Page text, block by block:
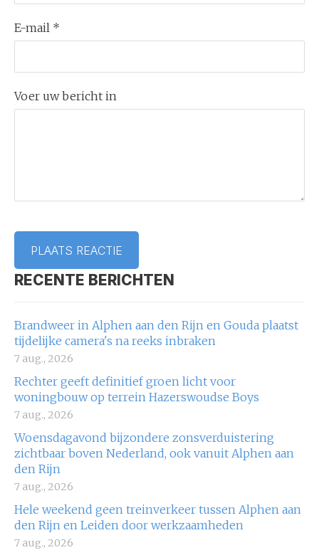
RECENTE BERICHTEN
Brandweer in Alphen aan den Rijn en Gouda plaatst
tijdelijke camera's na reeks inbraken
7 aug., 2026
Rechter geeft definitief groen licht voor
woningbouw op terrein Hazerswoudse Boys
7 aug., 2026
Woensdagavond bijzondere zonsverduistering
zichtbaar boven Nederland, ook vanuit Alphen aan
den Rijn
7 aug., 2026
Hele weekend geen treinverkeer tussen Alphen aan
den Rijn en Leiden door werkzaamheden
7 aug., 2026
E-mail *
Voer uw bericht in